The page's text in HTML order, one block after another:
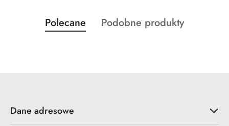
Pomiń karuzelę produktów
Produkty
o
Polecane
Produkty
Podobne produkty
Dane adresowe